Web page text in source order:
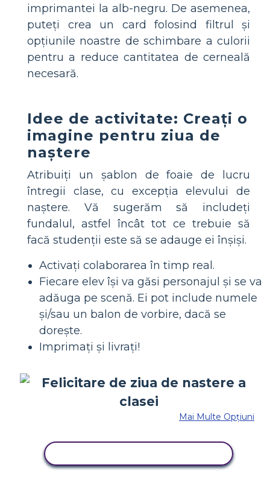
imprimantei la alb-negru. De asemenea,
puteți crea un card folosind filtrul și
opțiunile noastre de schimbare a culorii
pentru a reduce cantitatea de cerneală
necesară.
Idee de activitate: Creați o
imagine pentru ziua de
naștere
Atribuiți un șablon de foaie de lucru
întregii clase, cu excepția elevului de
naștere. Vă sugerăm să includeți
fundalul, astfel încât tot ce trebuie să
facă studenții este să se adauge ei înșiși.
Activați colaborarea în timp real.
Fiecare elev își va găsi personajul și se va
adăuga pe scenă. Ei pot include numele
și/sau un balon de vorbire, dacă se
dorește.
Imprimați și livrați!
Mai Multe Opțiuni